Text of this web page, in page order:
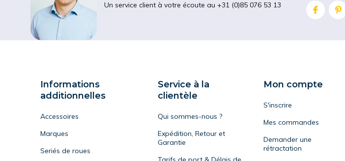
Un service client à votre écoute au +31 (0)85 076 53 13
Informations
additionnelles
Accessoires
Marques
Seriés de roues
Service à la
clientèle
Qui sommes-nous ?
Expédition, Retour et
Garantie
Mon compte
S'inscrire
Mes commandes
Demander une
rétractation